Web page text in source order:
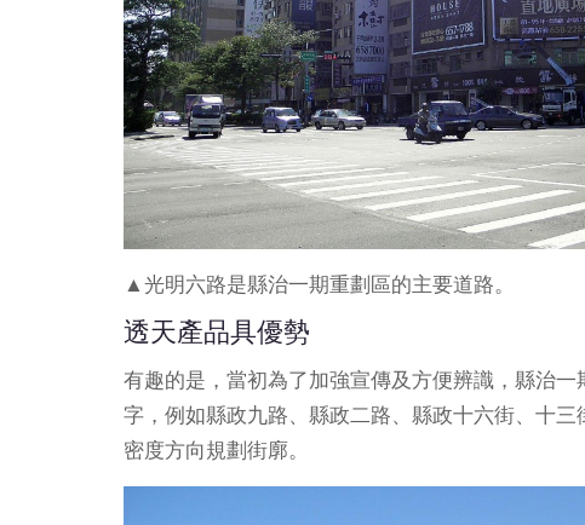
▲光明六路是縣治一期重劃區的主要道路。
透天產品具優勢
有趣的是，當初為了加強宣傳及方便辨識，縣治
字，例如縣政九路、縣政二路、縣政十六街、十
密度方向規劃街廓。